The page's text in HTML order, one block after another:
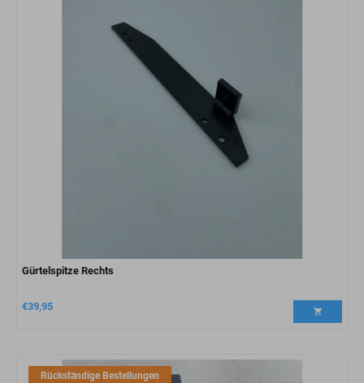
Gürtelspitze Rechts
€39,95
Rückständige Bestellungen